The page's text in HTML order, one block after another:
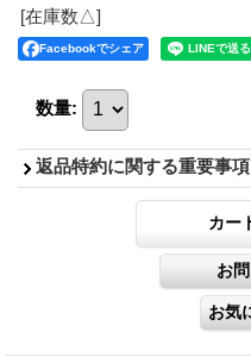
[在庫数△]
Facebookでシェア
数量:
返品特約に関する重要事項